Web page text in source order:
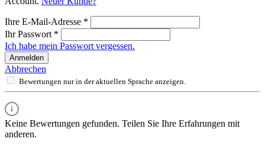
Ihre E-Mail-Adresse *
Ihr Passwort *
Ich habe mein Passwort vergessen.
Anmelden
Abbrechen
Bewertungen nur in der aktuellen Sprache anzeigen.
Keine Bewertungen gefunden. Teilen Sie Ihre Erfahrungen mit
anderen.